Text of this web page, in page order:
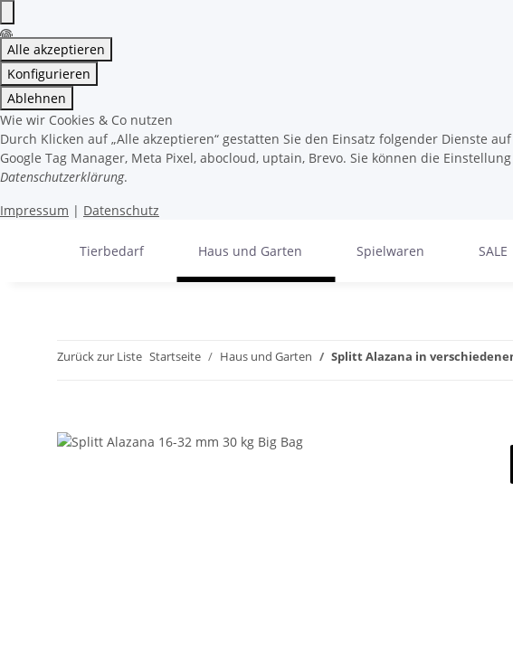
Alle akzeptieren
Konfigurieren
Ablehnen
Wie wir Cookies & Co nutzen
Durch Klicken auf „Alle akzeptieren“ gestatten Sie den Einsatz folgender Dienste
Google Tag Manager, Meta Pixel, abocloud, uptain, Brevo. Sie können die
Datenschutzerklärung.
Impressum | Datenschutz
Tierbedarf Haus und Garten Spielwaren SALE
Zurück zur Liste Startseite Haus und Garten Splitt Alazana in